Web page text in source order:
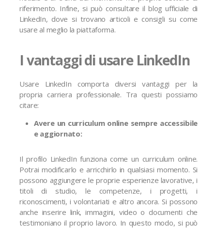
riferimento. Infine, si può consultare il blog ufficiale di
LinkedIn, dove si trovano articoli e consigli su come
usare al meglio la piattaforma.
I vantaggi di usare LinkedIn
Usare LinkedIn comporta diversi vantaggi per la
propria carriera professionale. Tra questi possiamo
citare:
Avere un curriculum online sempre accessibile
e aggiornato:
Il profilo LinkedIn funziona come un curriculum online.
Potrai modificarlo e arricchirlo in qualsiasi momento. Si
possono aggiungere le proprie esperienze lavorative, i
titoli di studio, le competenze, i progetti, i
riconoscimenti, i volontariati e altro ancora. Si possono
anche inserire link, immagini, video o documenti che
testimoniano il proprio lavoro. In questo modo, si può